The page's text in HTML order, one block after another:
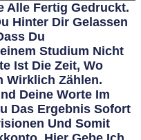
Alle Fertig Gedruckt.
Hinter Dir Gelassen
Du
Studium Nicht
Ist Die Zeit, Wo
Wirklich Zählen.
Deine Worte Im
Das Ergebnis Sofort
Und Somit